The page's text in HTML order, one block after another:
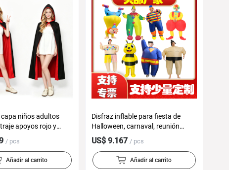
niños adultos
apoyos rojo y
collar muerte
capa
/ pcs
Añadir al carrito
Disfraz inflable para fiesta de
Halloween, carnaval, reunión
anual, payaso, sumo, ballet
US$ 9.167 / pcs
Añadir al carrito